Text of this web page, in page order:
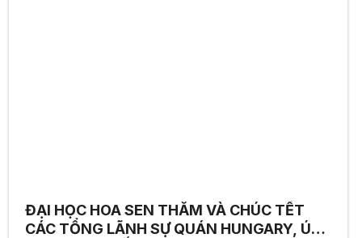
ĐẠI HỌC HOA SEN THĂM VÀ CHÚC TẾT
CÁC TỔNG LÃNH SỰ QUÁN HUNGARY, ÚC